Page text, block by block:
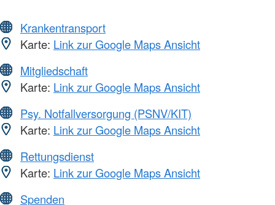
Krankentransport
Karte: Link zur Google Maps Ansicht
Mitgliedschaft
Karte: Link zur Google Maps Ansicht
Psy. Notfallversorgung (PSNV/KIT)
Karte: Link zur Google Maps Ansicht
Rettungsdienst
Karte: Link zur Google Maps Ansicht
Spenden